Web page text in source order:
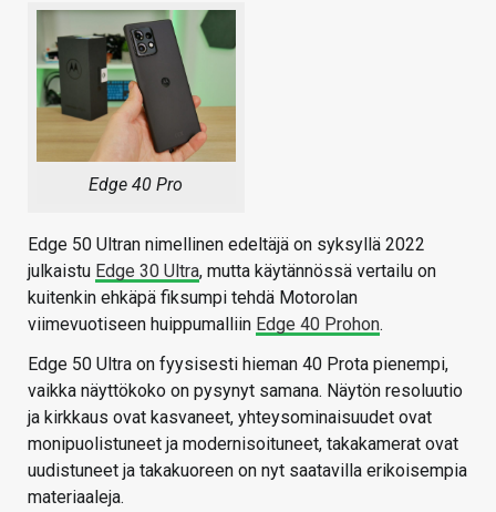
Edge 40 Pro
Edge 50 Ultran nimellinen edeltäjä on syksyllä 2022
julkaistu Edge 30 Ultra, mutta käytännössä vertailu on
kuitenkin ehkäpä fiksumpi tehdä Motorolan
viimevuotiseen huippumalliin Edge 40 Prohon.
Edge 50 Ultra on fyysisesti hieman 40 Prota pienempi,
vaikka näyttökoko on pysynyt samana. Näytön resoluutio
ja kirkkaus ovat kasvaneet, yhteysominaisuudet ovat
monipuolistuneet ja modernisoituneet, takakamerat ovat
uudistuneet ja takakuoreen on nyt saatavilla erikoisempia
materiaaleja.